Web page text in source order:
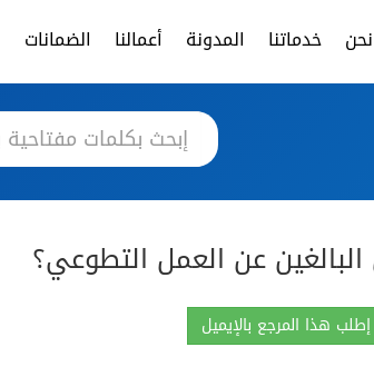
خدماتنا المدونة أعمالنا الضمانات
عن العمل التطوعي؟
إطلب هذا المرجع بالإيميل